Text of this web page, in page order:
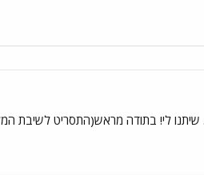
לי! בתודה מראש(התסריט לשיבת